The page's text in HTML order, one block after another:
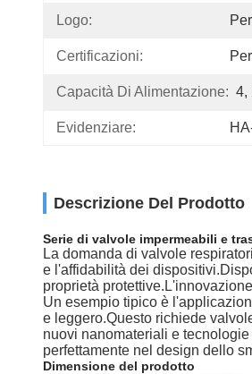
Logo:
Certificazioni:
Capacità Di Alimentazione: 4,
Evidenziare:
Descrizione Del Prodotto
Serie di valvole impermeabili e
La domanda di valvole
e l'affidabilità dei
proprietà
Un esempio tipico è
e leggero.Questo richiede
nuovi nanomateriali e
perfettamente nel design dello
Dimensione del prodotto